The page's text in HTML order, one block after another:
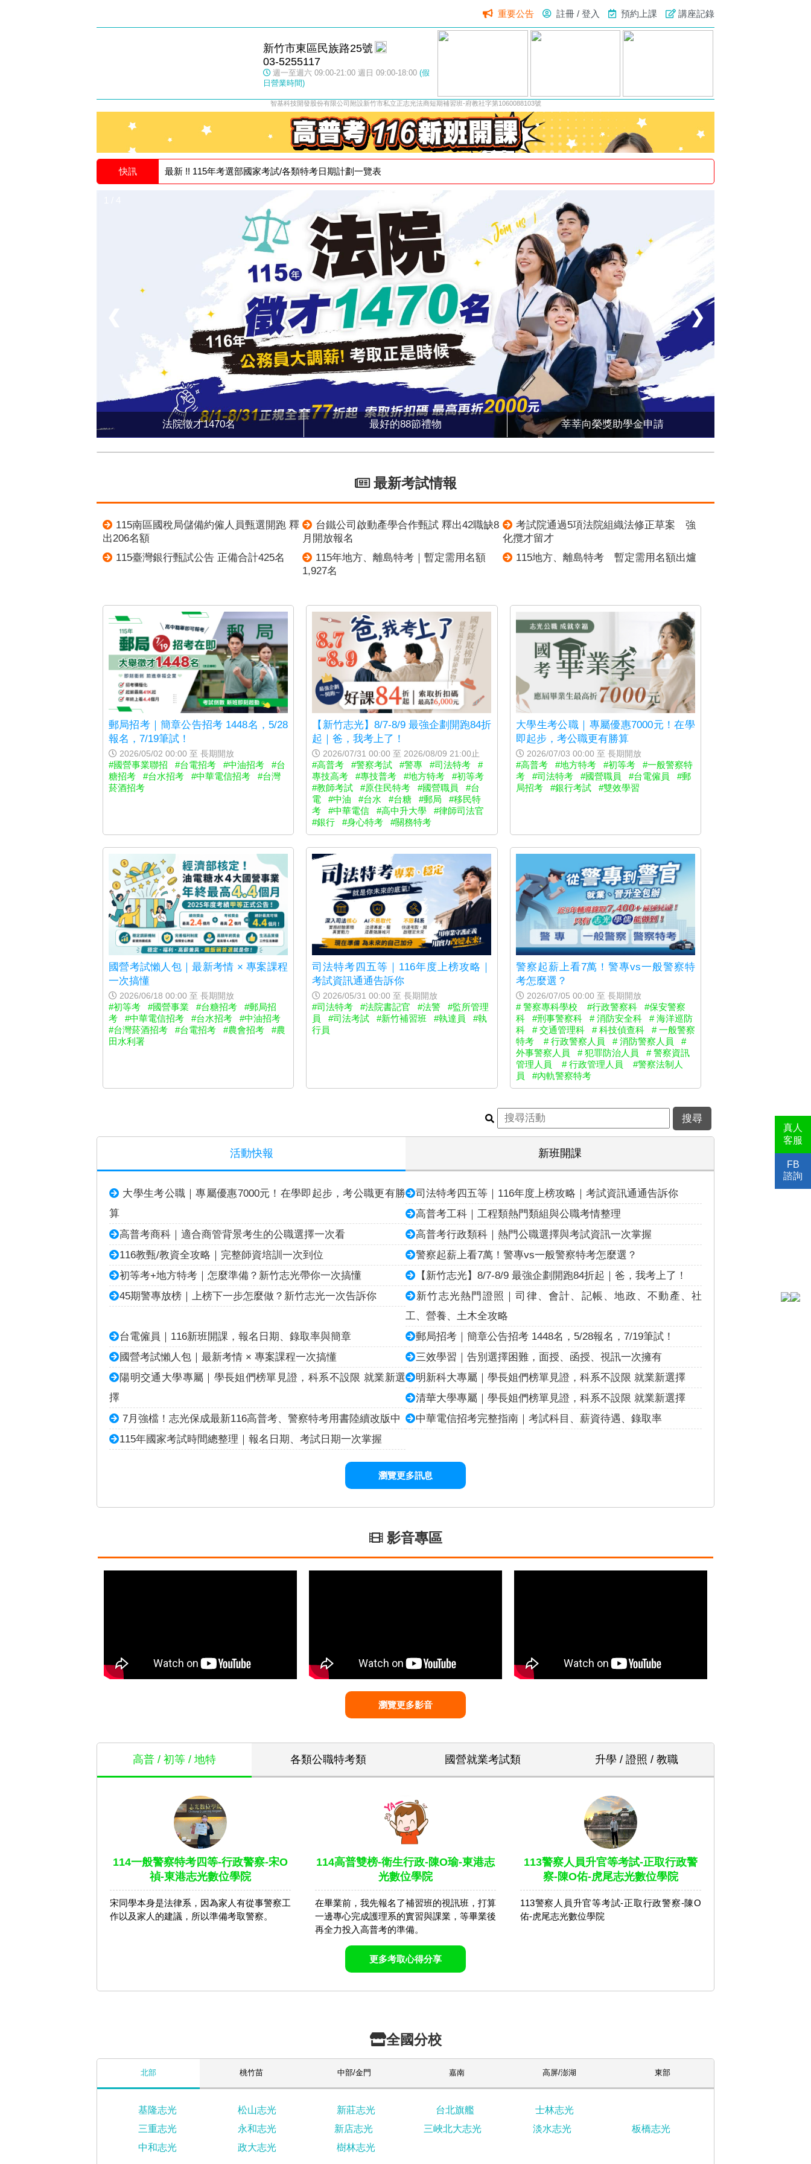
重要公告 註冊 / 登入 預約上課 講座記錄
新竹市東區民族路25號
03-5255117
週一至週六 09:00-21:00 週日 09:00-18:00 (假
日營業時間)
真人
客服
FB
諮詢
智基科技開發股份有限公司附設新竹市私立正志光法商短期補習班-府教社字第1060088103號
快訊 最新 !! 115年考選部國家考試/各類特考日期計劃一覽表
❯
法院徵才1470名 最好的88節禮物 莘莘向榮獎助學金申請
最新考試情報
115南區國稅局儲備約僱人員甄選開跑 釋
出206名額
台鐵公司啟動產學合作甄試 釋出42職缺8
月開放報名
考試院通過5項法院組織法修正草案 強
化攬才留才
115臺灣銀行甄試公告 正備合計425名
115年地方、離島特考｜暫定需用名額
1,927名
115地方、離島特考 暫定需用名額出爐
郵局招考｜簡章公告招考 1448名，5/28
報名，7/19筆試！
2026/05/02 00:00 至 長期開放
#國營事業聯招 #台電招考 #中油招考
#台
糖招考
#台水招考 #中華電信招考
#台灣
菸酒招考
【新竹志光】8/7-8/9 最強企劃開跑84折
起｜爸，我考上了！
2026/07/31 00:00 至 2026/08/09 21:00止
#高普考 #警察考試 #警專 #司法特考
#
專技高考
#專技普考 #地方特考
#初等考
#教師考試
#原住民特考 #國營職員
#台
電
#中油 #台水 #台糖 #郵局
#移民特
考
#中華電信 #高中升大學
#律師司法官
#銀行
#身心特考 #關務特考
大學生考公職｜專屬優惠7000元！在學
即起步，考公職更有勝算
2026/07/03 00:00 至 長期開放
#高普考 #地方特考 #初等考
#一般警察特
考
#司法特考 #國營職員 #台電僱員
#郵
局招考
#銀行考試 #雙效學習
國營考試懶人包｜最新考情 × 專案課程
一次搞懂
2026/06/18 00:00 至 長期開放
#初等考 #國營事業 #台糖招考
#郵局招
考
#中華電信招考 #台水招考
#中油招考
#台灣菸酒招考
#台電招考 #農會招考
#農
田水利署
司法特考四五等｜116年度上榜攻略｜
考試資訊通通告訴你
2026/05/31 00:00 至 長期開放
#司法特考 #法院書記官 #法警
#監所管理
員
#司法考試 #新竹補習班 #執達員
#執
行員
警察起薪上看7萬！警專vs一般警察特
考怎麼選？
2026/07/05 00:00 至 長期開放
# 警察專科學校 #行政警察科
#保安警察
科
#刑事警察科 # 消防安全科
# 海洋巡防
科
# 交通管理科 # 科技偵查科
# 一般警察
特考
# 行政警察人員 # 消防警察人員
#
外事警察人員
# 犯罪防治人員
# 警察資訊
管理人員
# 行政管理人員
#警察法制人
員
#內軌警察特考
活動快報 新班開課
大學生考公職｜專屬優惠7000元！在學即起步，考公職更有勝
算
司法特考四五等｜116年度上榜攻略｜考試資訊通通告訴你
高普考工科｜工程類熱門類組與公職考情整理
高普考商科｜適合商管背景考生的公職選擇一次看
高普考行政類科｜熱門公職選擇與考試資訊一次掌握
116教甄/教資全攻略｜完整師資培訓一次到位
警察起薪上看7萬！警專vs一般警察特考怎麼選？
初等考+地方特考｜怎麼準備？新竹志光帶你一次搞懂
【新竹志光】8/7-8/9 最強企劃開跑84折起｜爸，我考上了！
45期警專放榜｜上榜下一步怎麼做？新竹志光一次告訴你
新竹志光熱門證照｜司律、會計、記帳、地政、不動產、社
工、營養、土木全攻略
台電僱員｜116新班開課，報名日期、錄取率與簡章
郵局招考｜簡章公告招考 1448名，5/28報名，7/19筆試！
國營考試懶人包｜最新考情 × 專案課程一次搞懂
三效學習｜告別選擇困難，面授、函授、視訊一次擁有
陽明交通大學專屬｜學長姐們榜單見證，科系不設限 就業新選
擇
明新科大專屬｜學長姐們榜單見證，科系不設限 就業新選擇
清華大學專屬｜學長姐們榜單見證，科系不設限 就業新選擇
7月強檔！志光保成最新116高普考、警察特考用書陸續改版中
中華電信招考完整指南｜考試科目、薪資待遇、錄取率
115年國家考試時間總整理｜報名日期、考試日期一次掌握
瀏覽更多訊息
影音專區
瀏覽更多影音
高普 / 初等 / 地特 各類公職特考類 國營就業考試類 升學 / 證照 / 教職
114一般警察特考四等-行政警察-宋O
禎-東港志光數位學院
宋同學本身是法律系，因為家人有從事警察工
作以及家人的建議，所以準備考取警察。
114高普雙榜-衛生行政-陳O瑜-東港志
光數位學院
在畢業前，我先報名了補習班的視訊班，打算
一邊專心完成護理系的實習與課業，等畢業後
再全力投入高普考的準備。
113警察人員升官等考試-正取行政警
察-陳O佑-虎尾志光數位學院
113警察人員升官等考試-正取行政警察-陳O
佑-虎尾志光數位學院
更多考取心得分享
全國分校
北部 桃竹苗 中部/金門 嘉南 高屏/澎湖 東部
基隆志光 松山志光 新莊志光 台北旗艦
士林志光
三重志光
永和志光 新店志光 三峽北大志光 淡水志光
板橋志光
中和志光
政大志光 樹林志光